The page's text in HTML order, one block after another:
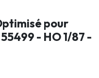
pour
- HO 1/87 -